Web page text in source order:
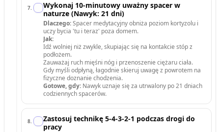
7.
Wykonaj 10-minutowy uważny spacer w
naturze (Nawyk: 21 dni)
Dlaczego:Spacer medytacyjny obniża poziom kortyzolu i
uczy bycia 'tu i teraz' poza domem.
Jak:
Idź wolniej niż zwykle, skupiając się na kontakcie stóp z
podłożem.
Zauważaj ruch mięśni nóg i przenoszenie ciężaru ciała.
Gdy myśli odpłyną, łagodnie skieruj uwagę z powrotem na
fizyczne doznanie chodzenia.
Gotowe, gdy: Nawyk uznaje się za utrwalony po 21 dniach
codziennych spacerów.
8.
Zastosuj technikę 5-4-3-2-1 podczas drogi do
pracy